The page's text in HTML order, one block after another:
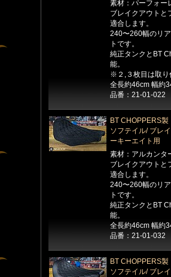
素材：パーフォー
ブレイクアウトと
適合します。
240〜260幅のリ
トです。
純正タンクとBT
能。
※２,３枚目は取り
全長約46cm 幅約
品番：21-01-022
BT CHOPPERS
ソフテイル/ ブレ
ーキーエイト用
素材：アルカンタ
ブレイクアウトと
適合します。
240〜260幅のリ
トです。
純正タンクとBT
能。
全長約46cm 幅約
品番：21-01-032
BT CHOPPERS
ソフテイル/ ブレ